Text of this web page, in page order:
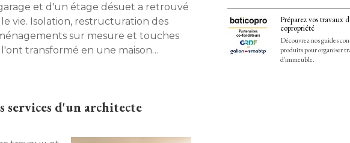
et d'un étage désuet a retrouvé
vie. Isolation, restructuration des
sur mesure et touches
transformé en une maison
services d'un architecte
Préparez vos travaux
copropriété
Découvrez nos guides
produits pour organiser
d'immeuble.